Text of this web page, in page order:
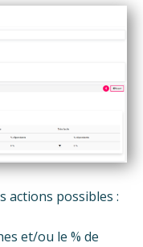
actions possibles :
et/ou le % de